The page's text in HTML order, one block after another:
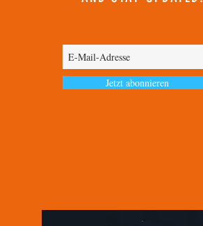
Jetzt abonnieren